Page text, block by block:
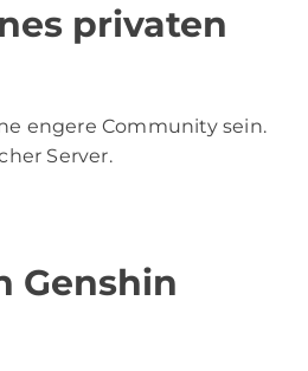
privaten
engere Community sein.
Server.
Genshin